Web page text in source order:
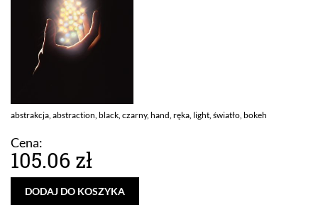
abstrakcja, abstraction, black, czarny, hand, ręka, light, światło, bokeh
Cena:
105.06 zł
DODAJ DO KOSZYKA